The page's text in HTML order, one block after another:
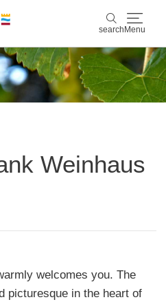
search Menu
search
& experience
Weinhaus
welcomes you. The
picturesque in the heart of